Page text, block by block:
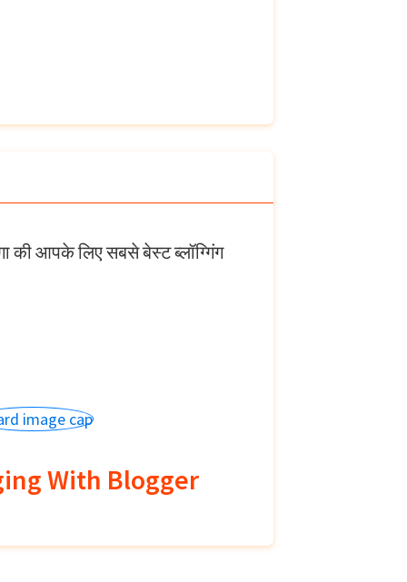
की आपके लिए सबसे बेस्ट ब्लॉग्गिंग
With Blogger